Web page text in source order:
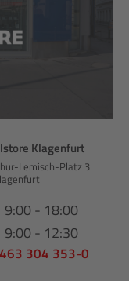
Klagenfurt
Lemisch-Platz 3
9:00 - 18:00
9:00 - 12:30
304 353-0